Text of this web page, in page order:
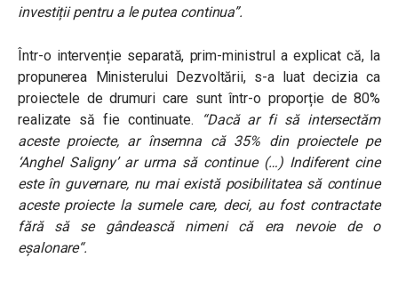
investiții pentru a le putea continua”.
Într-o intervenție separată, prim-ministrul a explicat că, la
propunerea Ministerului Dezvoltării, s-a luat decizia ca
proiectele de drumuri care sunt într-o proporție de 80%
realizate să fie continuate.
“Dacă ar fi să intersectăm
aceste proiecte, ar însemna că 35% din proiectele pe
‘Anghel Saligny’ ar urma să continue (…) Indiferent cine
este în guvernare, nu mai există posibilitatea să continue
aceste proiecte la sumele care, deci, au fost contractate
fără să se gândească nimeni că era nevoie de o
eșalonare“.